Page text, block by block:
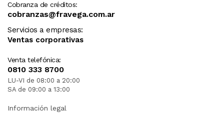
Cobranza de créditos:
cobranzas@fravega.com.ar
Servicios a empresas:
Ventas corporativas
Venta telefónica:
0810 333 8700
LU-VI de 08:00 a 20:00
SA de 09:00 a 13:00
Información legal